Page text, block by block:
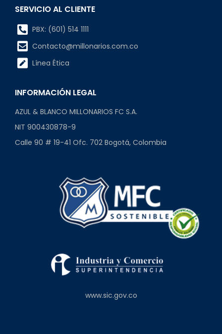
SERVICIO AL CLIENTE
PBX: (601) 514 1111
Contacto@millonarios.com.co
Línea Ética
INFORMACIÓN LEGAL
AZUL & BLANCO MILLONARIOS FC S.A.
NIT 900430878-9
Calle 90 # 19-41 Ofc. 702 Bogotá, Colombia
www.sic.gov.co